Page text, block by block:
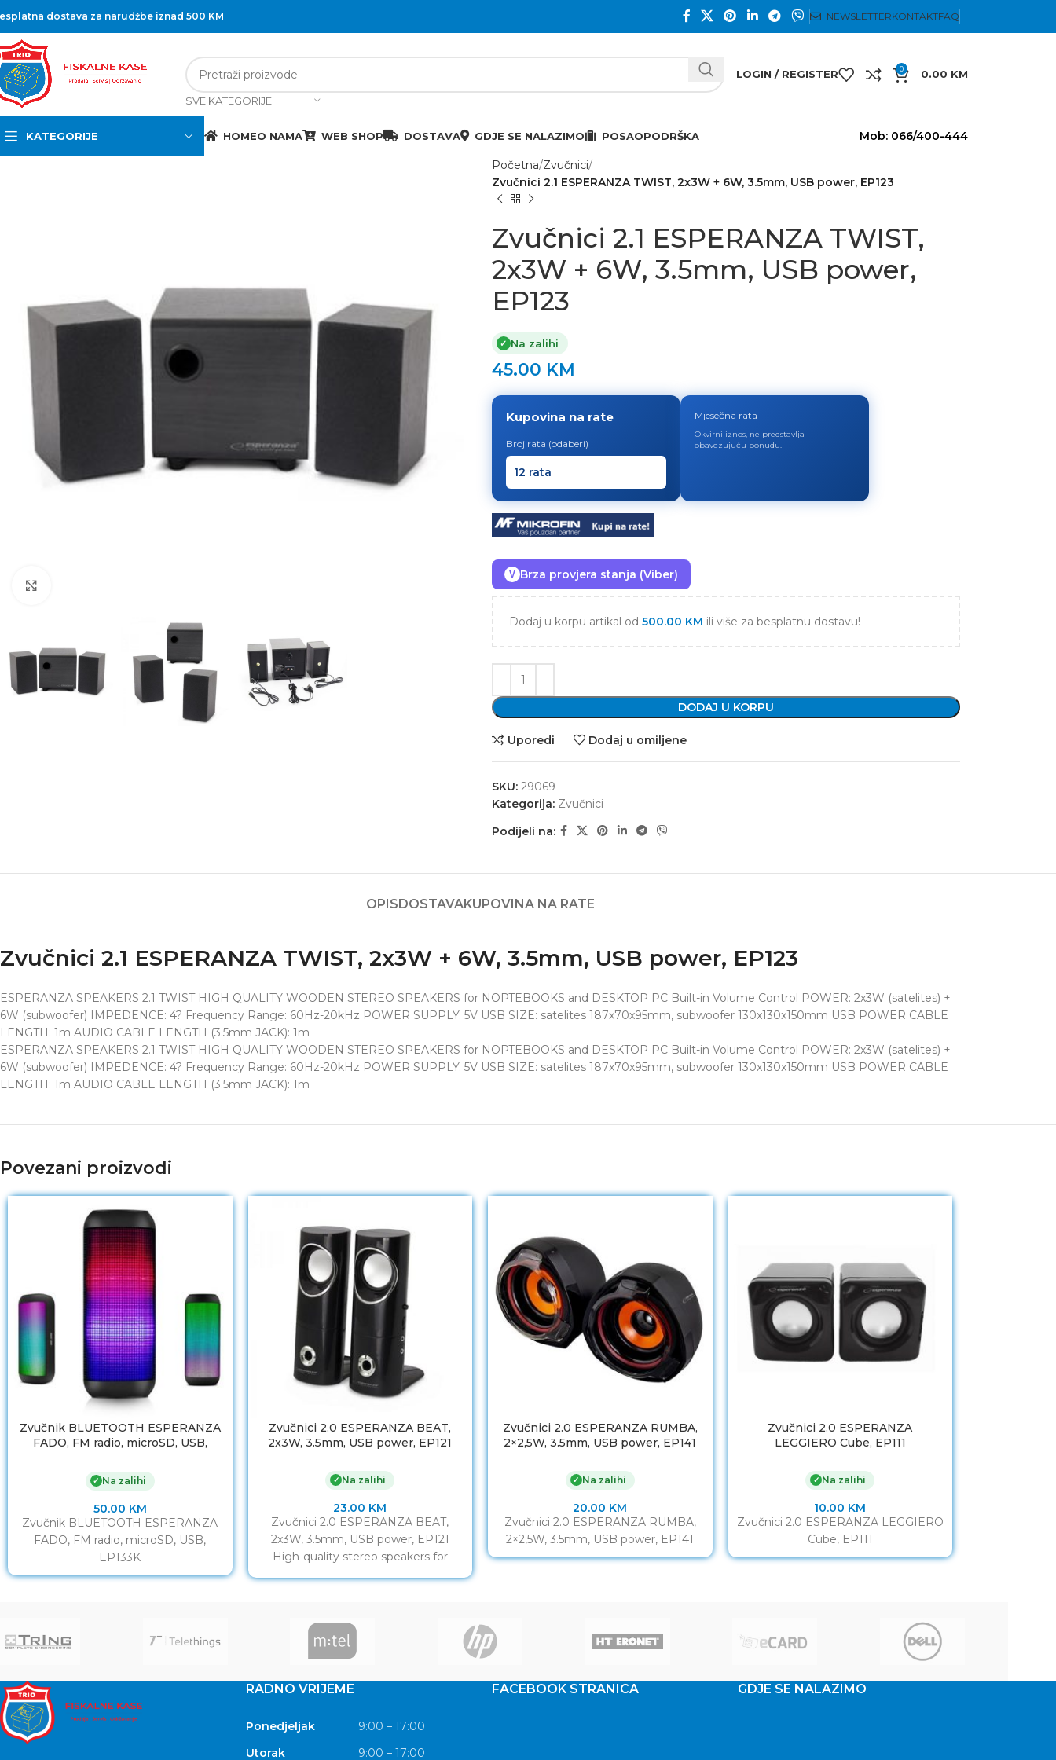
dostava za narudžbe iznad 500 KM NEWSLETTERKONTAKTFAQ
SVE KATEGORIJE
LOGIN / REGISTER 0 0.00 KM
KATEGORIJE HOMEO NAMA WEB SHOP DOSTAVA GDJE SE NALAZIMO POSAOPODRŠKA Mob: 066/400-444
Početna Zvučnici
Zvučnici 2.1 ESPERANZA TWIST, 2x3W + 6W, 3.5mm, USB power, EP123
Zvučnici 2.1 ESPERANZA TWIST,
2x3W + 6W, 3.5mm, USB power,
EP123
✓ Na zalihi
45.00 KM
Kupovina na rate
Broj rata (odaberi)
Mjesečna rata
Okvirni iznos, ne predstavlja
obavezujuću ponudu.
V Brza provjera stanja (Viber)
Dodaj u korpu artikal od 500.00 KM ili više za besplatnu dostavu!
DODAJ U KORPU
Uporedi Dodaj u omiljene
SKU: 29069
Kategorija: Zvučnici
Podijeli na:
OPISDOSTAVAKUPOVINA NA RATE
Zvučnici 2.1 ESPERANZA TWIST, 2x3W + 6W, 3.5mm, USB power, EP123
ESPERANZA SPEAKERS 2.1 TWIST HIGH QUALITY WOODEN STEREO SPEAKERS for NOPTEBOOKS and DESKTOP PC Built-in Volume Control POWER: 2x3W (satelites) +
6W (subwoofer) IMPEDENCE: 4? Frequency Range: 60Hz-20kHz POWER SUPPLY: 5V USB SIZE: satelites 187x70x95mm, subwoofer 130x130x150mm USB POWER CABLE
LENGTH: 1m AUDIO CABLE LENGTH (3.5mm JACK): 1m
ESPERANZA SPEAKERS 2.1 TWIST HIGH QUALITY WOODEN STEREO SPEAKERS for NOPTEBOOKS and DESKTOP PC Built-in Volume Control POWER: 2x3W (satelites) +
6W (subwoofer) IMPEDENCE: 4? Frequency Range: 60Hz-20kHz POWER SUPPLY: 5V USB SIZE: satelites 187x70x95mm, subwoofer 130x130x150mm USB POWER CABLE
LENGTH: 1m AUDIO CABLE LENGTH (3.5mm JACK): 1m
Povezani proizvodi
Zvučnik BLUETOOTH ESPERANZA
FADO, FM radio, microSD, USB,
✓ Na zalihi
50.00 KM
Zvučnik BLUETOOTH ESPERANZA
FADO, FM radio, microSD, USB,
EP133K
Zvučnici 2.0 ESPERANZA BEAT,
2x3W, 3.5mm, USB power, EP121
✓ Na zalihi
23.00 KM
Zvučnici 2.0 ESPERANZA BEAT,
2x3W, 3.5mm, USB power, EP121
High-quality stereo speakers for
Zvučnici 2.0 ESPERANZA RUMBA,
2×2,5W, 3.5mm, USB power, EP141
✓ Na zalihi
20.00 KM
Zvučnici 2.0 ESPERANZA RUMBA,
2×2,5W, 3.5mm, USB power, EP141
Zvučnici 2.0 ESPERANZA
LEGGIERO Cube, EP111
✓ Na zalihi
10.00 KM
Zvučnici 2.0 ESPERANZA LEGGIERO
Cube, EP111
RADNO VRIJEME
Ponedjeljak
9:00 – 17:00
Utorak
9:00 – 17:00
FACEBOOK STRANICA GDJE SE NALAZIMO